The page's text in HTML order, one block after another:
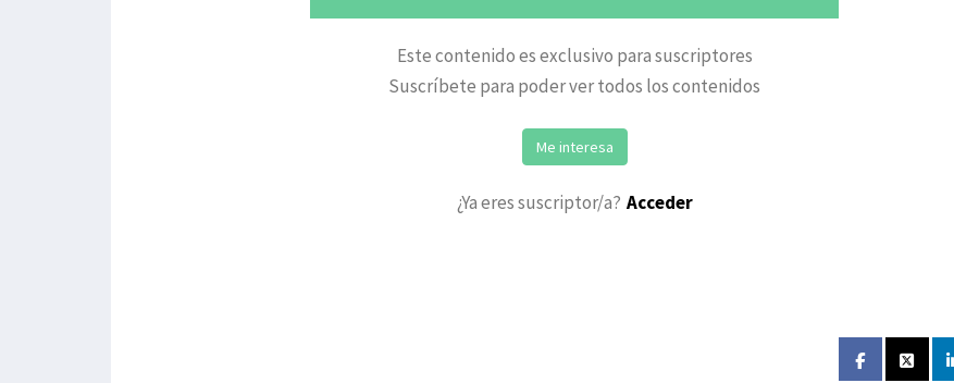
Este contenido es exclusivo para suscriptores
Suscríbete para poder ver todos los contenidos
Me interesa
¿Ya eres suscriptor/a? Acceder